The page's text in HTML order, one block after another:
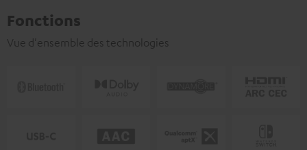
Fonctions
Vue d'ensemble des technologies